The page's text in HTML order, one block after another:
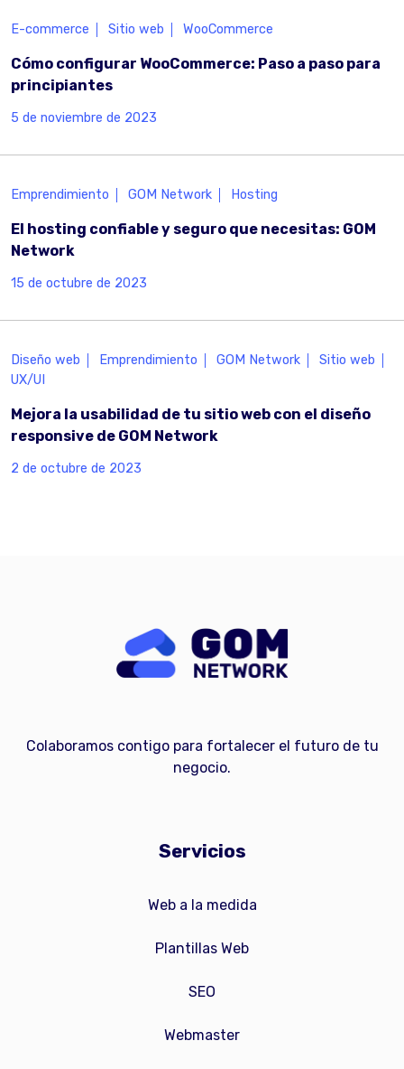
E-commerce Sitio web WooCommerce
Cómo configurar WooCommerce: Paso a paso para
principiantes
5 de noviembre de 2023
Emprendimiento GOM Network Hosting
El hosting confiable y seguro que necesitas: GOM
Network
15 de octubre de 2023
Diseño web Emprendimiento GOM Network
Sitio web
UX/UI
Mejora la usabilidad de tu sitio web con el diseño
responsive de GOM Network
2 de octubre de 2023
Colaboramos contigo para fortalecer el futuro de tu
negocio.
Servicios
Web a la medida
Plantillas Web
SEO
Webmaster